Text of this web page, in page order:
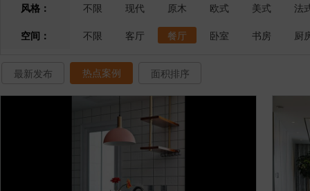
风格：
不限 现代 原木 欧式 美式
法
空间：
不限 客厅 餐厅 卧室 书房 厨
最新发布 热点案例 面积排序